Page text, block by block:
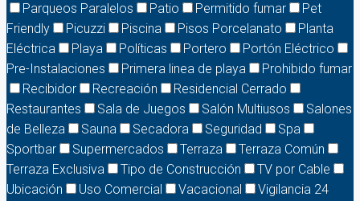
Parqueos Paralelos
Patio Permitido fumar
Pet
Friendly
Picuzzi Piscina Pisos Porcelanato
Planta
Eléctrica
Playa Políticas Portero
Portón Eléctrico
Pre-Instalaciones
Primera linea de playa
Prohibido fumar
Recibidor
Recreación
Residencial Cerrado
Restaurantes
Sala de Juegos Salón Multiusos
Salones
de Belleza
Sauna Secadora Seguridad
Spa
Sportbar
Supermercados Terraza
Terraza Común
Terraza Exclusiva
Tipo de Construcción
TV por Cable
Ubicación
Uso Comercial Vacacional
Vigilancia 24